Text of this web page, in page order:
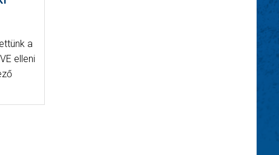
a
elleni